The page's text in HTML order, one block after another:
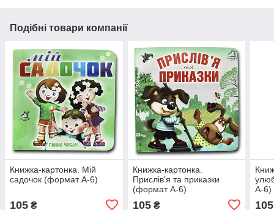
Подібні товари компанії
Книжка-картонка. Мій
садочок (формат А-6)
105 ₴
Книжка-картонка.
Прислів'я та приказки
(формат А-6)
105₴
А-6)
105